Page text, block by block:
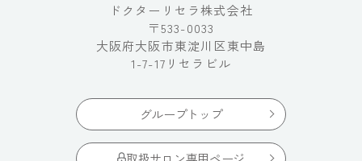
ドクターリセラ株式会社
〒533-0033
大阪府大阪市東淀川区東中島
1-7-17リセラビル
グループトップ